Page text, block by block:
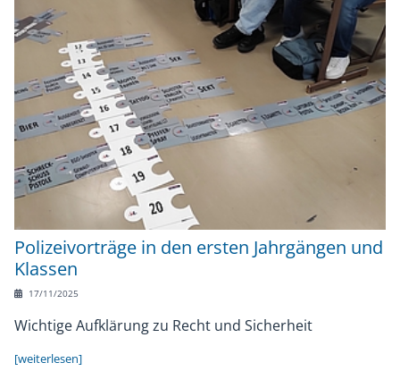
Polizeivorträge in den ersten Jahrgängen und
Klassen
17/11/2025
Wichtige Aufklärung zu Recht und Sicherheit
[weiterlesen]